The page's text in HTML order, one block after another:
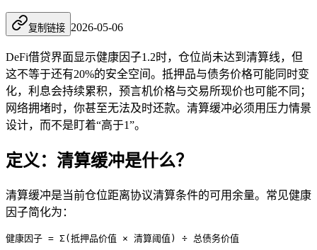
复制链接 2026-05-06
DeFi借贷界面显示健康因子1.2时，仓位尚未达到清算线，但
这不等于还有20%的安全空间。抵押品与债务价格可能同时变
化，利息会持续累积，预言机价格与交易所现价也可能不同；
网络拥堵时，你甚至无法及时还款。清算缓冲必须用压力情景
设计，而不是盯着“高于1”。
定义：清算缓冲是什么？
清算缓冲是当前仓位距离协议清算条件的可用余量。常见健康
因子简化为：
健康因子 = Σ(抵押品价值 × 清算阈值) ÷ 总债务价值